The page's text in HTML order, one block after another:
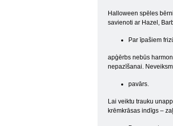
Halloween spēles
savienoti ar Hazel,
Par īpašiem
apģērbs nebūs
nepazīšanai.
pavārs.
Lai veiktu trauku
krēmkrāsas indīgs –